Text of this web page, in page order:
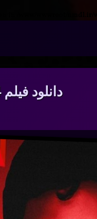
دانلود فیلم 2024 Colors of Evil: Red با زیرنویس فارسی